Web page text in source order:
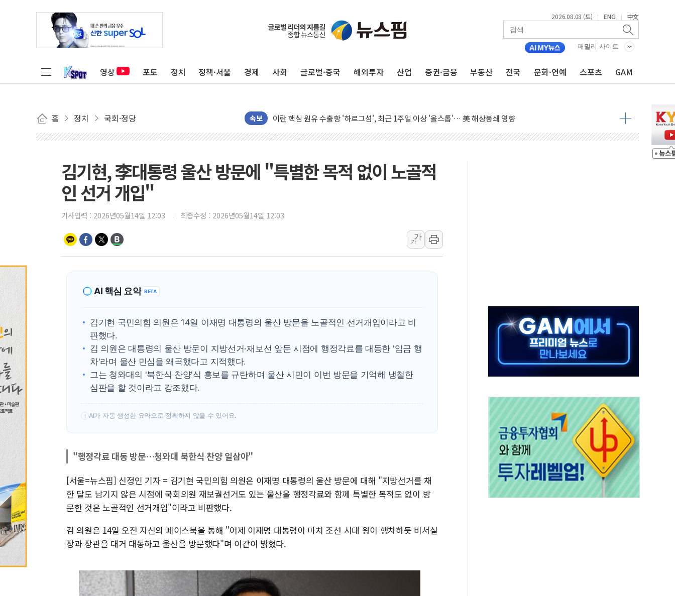
2026.08.08 (토) | ENG | 中文
패밀리 사이트
영상 포토 정치 정책·서울 경제 사회 글로벌·중국 해외투자 산업 증권·금융 부동산 전국 문화·연예 스포츠 GAM
홈 정치 국회·정당 속보
민주, 오늘 제주·인천 경선 결과 발표...'김민석 재역전 vs 정청래 격차 확대'
한상협, 업계 개인정보 보안 새판 짠다…'자율규제단체' 타진
트럼프, 쿡 연준 이사 해임 재추진…"26일까지 의혹 소명" 요구
유럽증시, 美 고용 예상 밖 부진에 연준 금리 인상 가능성 낮아지며 상승… STOXX 600 지수는 나흘 연속 최고치
美 항소법원, 백악관 무도회장 공사 중단 명령…트럼프 제동
이란 핵심 원유 수출항 '하르그섬', 최근 1주일 이상 '올스톱'… 美 해상봉쇄 영향
[사진] 이슬람 수니파 3개국, 공동방위협정 체결
뉴욕증시 개장 전 특징주...아틀라시안·클라우드플레어·태양광주↑ VS 트레이드데스크·웬디스↓
트럼프 "금리 내려야"…파월 때와 달리 워시엔 톤 낮춰
李 "해남 태양광, 대한민국 다음 100년 밑거름…수도권 집중 완화 전환점"
김기현, 李대통령 울산 방문에 "특별한 목적 없이 노골적
인 선거 개입"
기사입력 : 2026년05월14일 12:03 최종수정 : 2026년05월14일 12:03
가
가
AI 핵심 요약 BETA
김기현 국민의힘 의원은 14일 이재명 대통령의 울산 방문을 노골적인 선거개입이라고 비
판했다.
김 의원은 대통령의 울산 방문이 지방선거·재보선 앞둔 시점에 행정각료를 대동한 '임금 행
차'라며 울산 민심을 왜곡했다고 지적했다.
그는 청와대의 '북한식 찬양'식 홍보를 규탄하며 울산 시민이 이번 방문을 기억해 냉철한
심판을 할 것이라고 강조했다.
! AI가 자동 생성한 요약으로 정확하지 않을 수 있어요.
"행정각료 대동 방문…청와대 북한식 찬양 일삼아"
[서울=뉴스핌] 신정인 기자 = 김기현 국민의힘 의원은 이재명 대통령의 울산 방문에 대해 "지방선거를 채
한 달도 남기지 않은 시점에 국회의원 재보궐선거도 있는 울산을 행정각료와 함께 특별한 목적도 없이 방
문한 것은 노골적인 선거개입"이라고 비판했다.
김 의원은 14일 오전 자신의 페이스북을 통해 "어제 이재명 대통령이 마치 조선 시대 왕이 행차하듯 비서실
장과 장관을 대거 대동하고 울산을 방문했다"며 이같이 밝혔다.